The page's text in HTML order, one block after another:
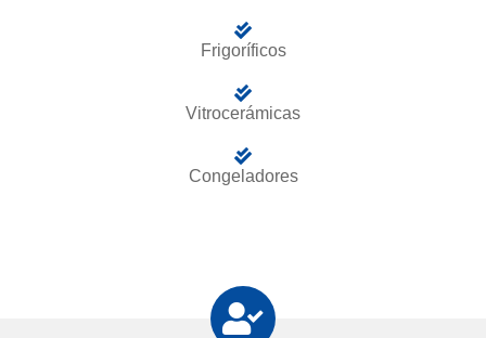
Frigoríficos
Vitrocerámicas
Congeladores